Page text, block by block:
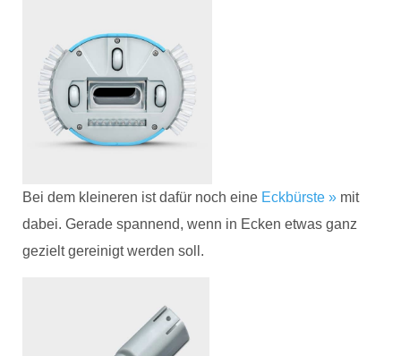
Bei dem kleineren ist dafür noch eine Eckbürste » mit
dabei. Gerade spannend, wenn in Ecken etwas ganz
gezielt gereinigt werden soll.